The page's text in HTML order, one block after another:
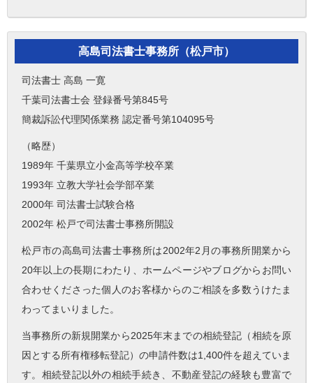
高島司法書士事務所（松戸市）
司法書士 高島 一寛
千葉司法書士会 登録番号第845号
簡裁訴訟代理関係業務 認定番号第104095号
（略歴）
1989年 千葉県立小金高等学校卒業
1993年 立教大学社会学部卒業
2000年 司法書士試験合格
2002年 松戸で司法書士事務所開設
松戸市の高島司法書士事務所は2002年2月の事務所開業から
20年以上の長期にわたり、ホームページやブログからお問い
合わせくださった個人のお客様からのご相談を多数うけたま
わってまいりました。
当事務所の新規開業から2025年末までの相続登記（相続を原
因とする所有権移転登記）の申請件数は1,400件を超えていま
す。相続登記以外の相続手続き、不動産登記の経験も豊富で